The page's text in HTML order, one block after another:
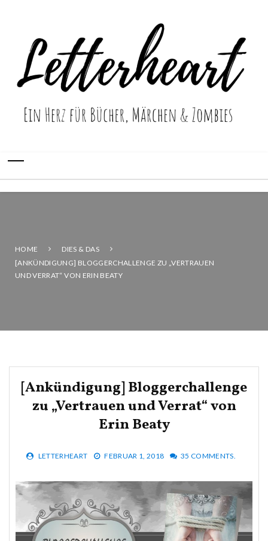
HOME
DIES & DAS
[ANKÜNDIGUNG] BLOGGERCHALLENGE ZU „VERTRAUEN
UND VERRAT“ VON ERIN BEATY
[Ankündigung] Bloggerchallenge
zu „Vertrauen und Verrat“ von
Erin Beaty
LETTERHEART FEBRUAR 1, 2018 35 COMMENTS.